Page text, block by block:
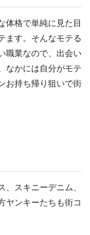
体格で単純に見た目
ます。そんなモテる
職業なので、出会い
なかには自分がモテ
お持ち帰り狙いで街
スキニーデニム、
ヤンキーたちも街コ